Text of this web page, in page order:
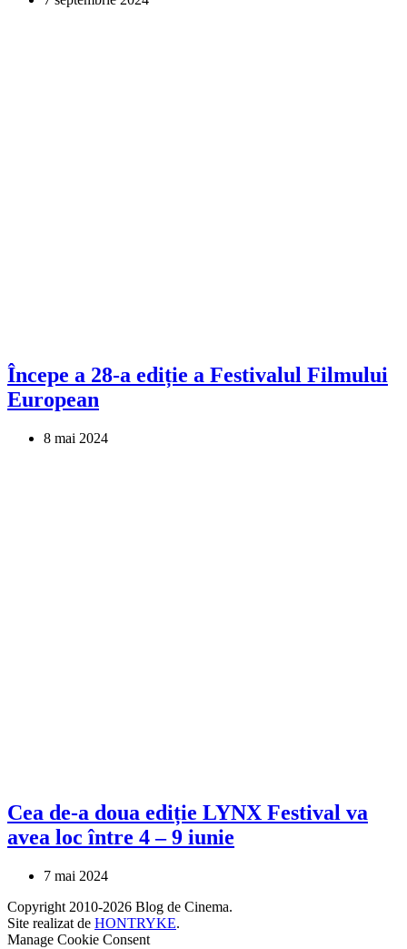
Începe a 28-a ediție a Festivalul Filmului
European
8 mai 2024
Cea de-a doua ediție LYNX Festival va
avea loc între 4 – 9 iunie
7 mai 2024
Copyright 2010-2026 Blog de Cinema.
Site realizat de HONTRYKE.
Manage Cookie Consent